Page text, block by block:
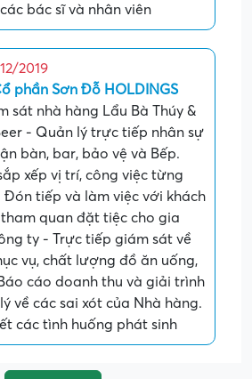
bác sĩ và nhân viên
2019
phần Sơn Đỗ HOLDINGS
sát nhà hàng Lẩu Bà Thúy &
- Quản lý trực tiếp nhân sự
bàn, bar, bảo vệ và Bếp.
xếp vị trí, công việc từng
Đón tiếp và làm việc với khách
quan đặt tiệc cho gia
ty - Trực tiếp giám sát về
vụ, chất lượng đồ ăn uống,
cáo doanh thu và giải trình
về các sai xót của Nhà hàng.
các tình huống phát sinh